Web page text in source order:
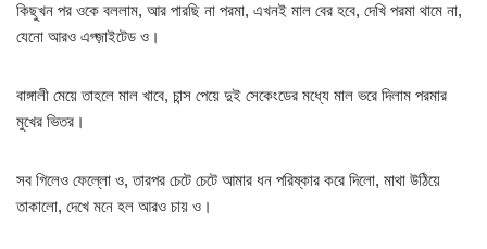
কিছুখন পর ওকে বললাম, আর পারছি না পরমা, এখনই মাল বের হবে, দেখি পরমা থামে না,
যেনো আরও এগ্জ়াইটেড ও।
বাঙ্গালী মেয়ে তাহলে মাল খাবে, চান্স পেয়ে দুই সেকেংডের মধ্যে মাল ভরে দিলাম পরমার
মুখের ভিতর।
সব গিলেও ফেল্লো ও, তারপর চেটে চেটে আমার ধন পরিষ্কার করে দিলো, মাথা উঠিয়ে
তাকালো, দেখে মনে হল আরও চায় ও।